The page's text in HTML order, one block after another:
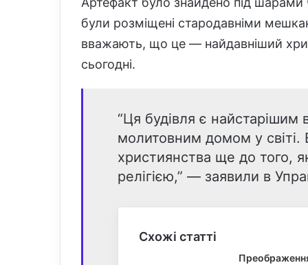
були розміщені стародавніми
вважають, що це — найдавніший
сьогодні.
“Ця будівля є
молитовним домом у світі.
християнства ще до того,
релігією,” — заявили в
Схожі статті